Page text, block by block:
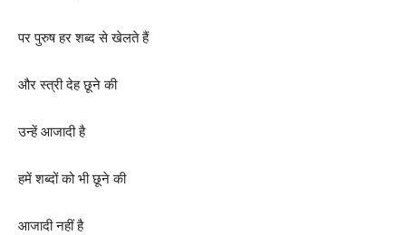
पर पुरुष हर शब्द से खेलते हैं
और स्त्री देह छूने की
उन्हें आजादी है
हमें शब्दों को भी छूने की
आजादी नहीं है